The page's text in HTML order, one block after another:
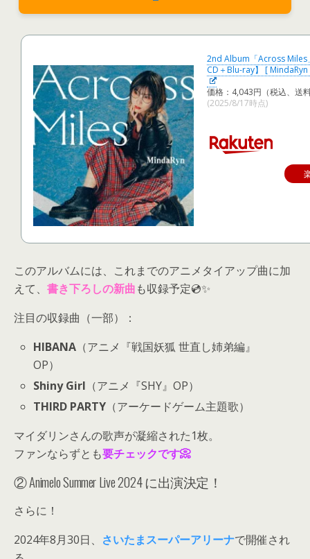
2nd Album「Across Miles
CD＋Blu-ray】 [ MindaRyn
価格：4,043円（税込、送
(2025/8/17時点)
このアルバムには、これまでのアニメタイアップ曲に加
えて、 書き下ろしの新曲も収録予定💿✨
注目の収録曲（一部）：
HIBANA （アニメ『戦国妖狐 世直し姉弟編』
OP）
Shiny Girl （アニメ『SHY』OP）
THIRD PARTY （アーケードゲーム主題歌）
マイダリンさんの歌声が凝縮された1枚。
ファンならずとも要チェックです📀
② Animelo Summer Live 2024 に出演決定！
さらに！
2024年8月30日、 さいたまスーパーアリーナで開催され